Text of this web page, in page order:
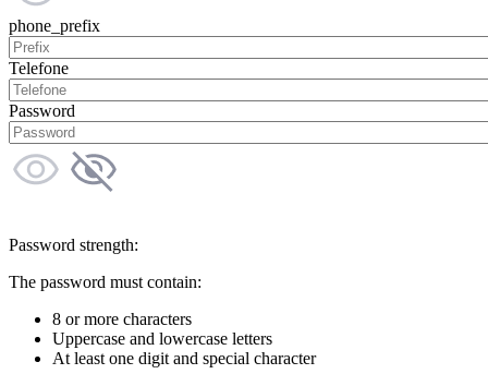
phone_prefix
Telefone
Password
Password strength:
The password must contain:
8 or more characters
Uppercase and lowercase letters
At least one digit and special character